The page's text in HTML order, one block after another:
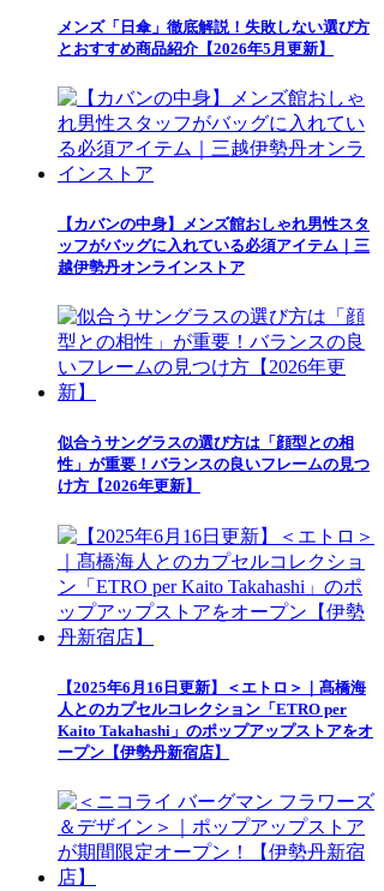
メンズ「日傘」徹底解説！失敗しない選び方
とおすすめ商品紹介【2026年5月更新】
【カバンの中身】メンズ館おしゃれ男性スタ
ッフがバッグに入れている必須アイテム｜三
越伊勢丹オンラインストア
似合うサングラスの選び方は「顔型との相
性」が重要！バランスの良いフレームの見つ
け方【2026年更新】
【2025年6月16日更新】＜エトロ＞｜髙橋海
人とのカプセルコレクション「ETRO per
Kaito Takahashi」のポップアップストアをオ
ープン【伊勢丹新宿店】